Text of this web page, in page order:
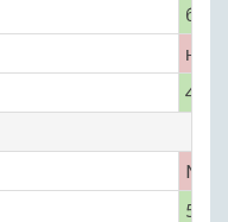
нет
4
M
5